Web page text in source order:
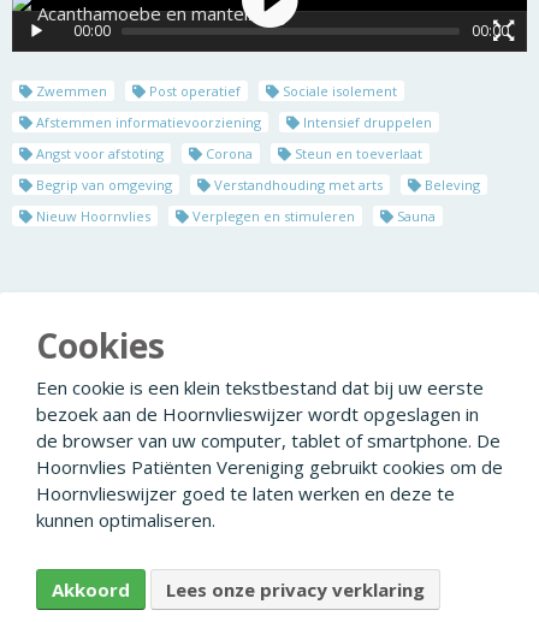
Acanthamoebe en mantelzorg
00:00 00:00
Zwemmen Post operatief
Sociale isolement
Afstemmen informatievoorziening
Intensief druppelen
Angst voor afstoting
Corona
Steun en toeverlaat
Begrip van omgeving
Verstandhouding met arts
Beleving
Nieuw Hoornvlies
Verplegen en stimuleren Sauna
mantelzorg?
Wat is PKP?
© 2026 Facebook Linkedin Privacyverklaring
Cookies
Een cookie is een klein tekstbestand dat bij uw eerste
bezoek aan de Hoornvlieswijzer wordt opgeslagen in
de browser van uw computer, tablet of smartphone. De
Hoornvlies Patiënten Vereniging gebruikt cookies om de
Hoornvlieswijzer goed te laten werken en deze te
kunnen optimaliseren.
Akkoord Lees onze privacy verklaring